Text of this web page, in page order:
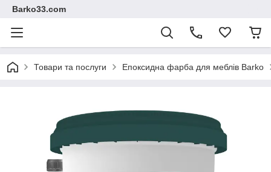
Barko33.com
Товари та послуги Епоксидна фарба для меблів Barko